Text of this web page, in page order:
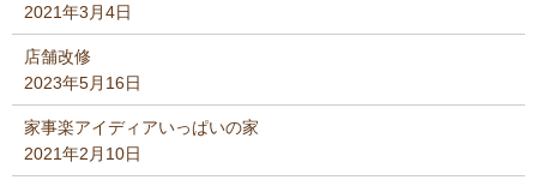
2021年3月4日
店舗改修
2023年5月16日
家事楽アイディアいっぱいの家
2021年2月10日